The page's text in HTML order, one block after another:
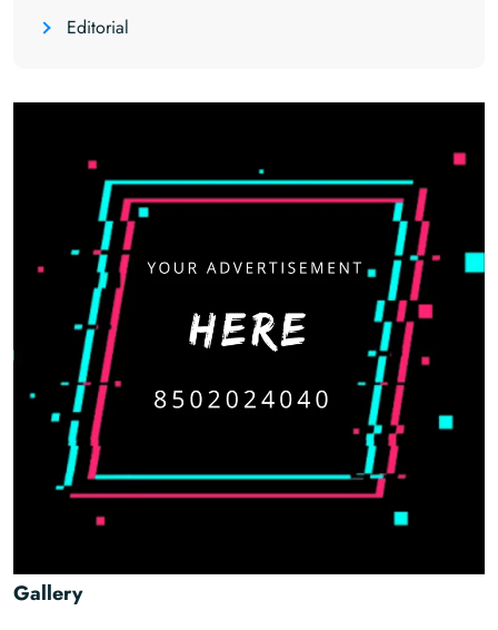
Editorial
Gallery